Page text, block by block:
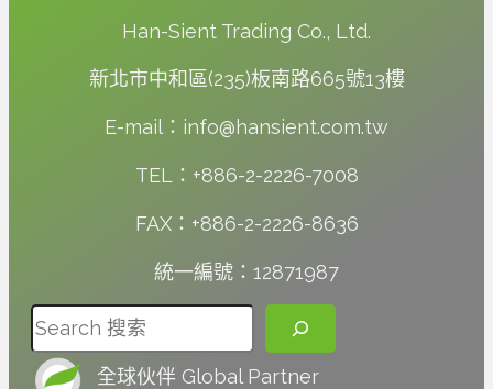
Han-Sient Trading Co., Ltd.
新北市中和區(235)板南路665號13樓
E-mail：info@hansient.com.tw
TEL：+886-2-2226-7008
FAX：+886-2-2226-8636
統一編號：12871987
全球伙伴 Global Partner